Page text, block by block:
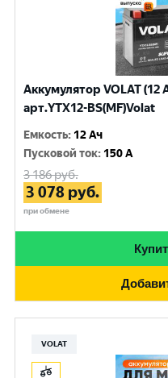
Аккумулятор VOLAT (12
арт.YTX12-BS(MF)Volat
Емкость: 12 Ач
Пусковой ток: 150 A
3 186руб.
3 078 руб.
при обмене
VOLAT